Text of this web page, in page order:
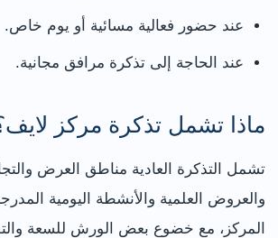
عند حضور فعالية مسائية أو يوم خاص.
عند الحاجة إلى تذكرة مرافق مجانية.
ماذا تشمل تذكرة مركز
تشمل التذكرة العادية مناطق العرض
والعروض العلمية والأنشطة اليومية
المركز، مع خضوع بعض الورش للسعة